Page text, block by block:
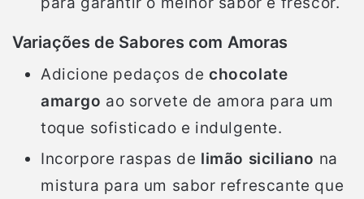
Variações de Sabores com Amoras
Adicione pedaços de chocolate
amargo ao sorvete de amora para um
toque sofisticado e indulgente.
Incorpore raspas de limão siciliano na
mistura para um sabor refrescante que